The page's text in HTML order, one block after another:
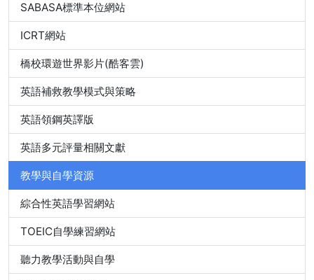
SABASA標準本位網站
ICRT網站
橋校環遊世界影片(酷客雲)
英語補救教學模式與策略
英語領鋼英譯版
英語多元評量相關文獻
教學與自學資源
綜合性英語學習網站
TOEIC自學練習網站
聽力教學活動與自學